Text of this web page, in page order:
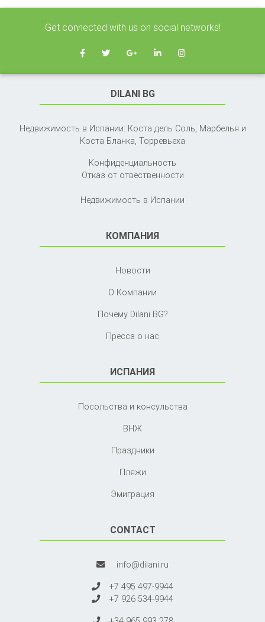
Get connected with us on social networks!
DILANI BG
Недвижимость в Испании: Коста дель Соль, Марбелья и
Коста Бланка, Торревьеха
Конфиденциальность
Отказ от отвественности
Недвижимость в Испании
КОМПАНИЯ
Новости
О Компании
Почему Dilani BG?
Пресса о нас
ИСПАНИЯ
Посольства и консульства
ВНЖ
Праздники
Пляжи
Эмиграция
CONTACT
info@dilani.ru
+7 495 497-9944
+7 926 534-9944